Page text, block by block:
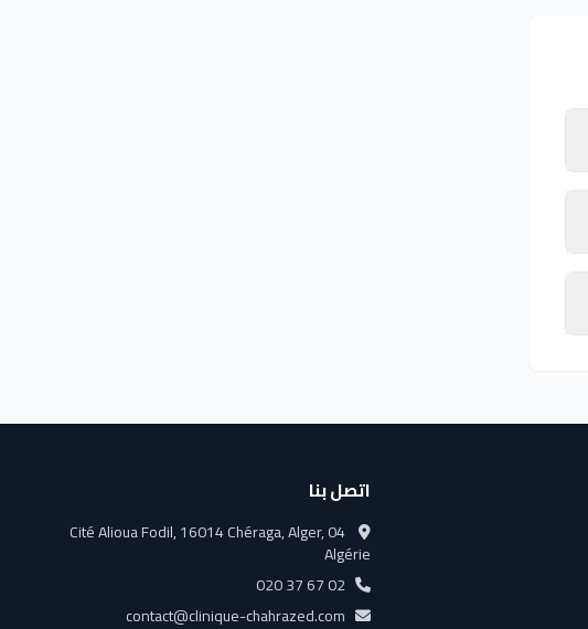
اتصل بنا
04 Cité Alioua Fodil, 16014 Chéraga, Alger,
Algérie
020 37 67 02